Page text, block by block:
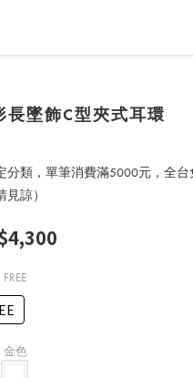
長墜飾C型夾式耳環
分類，單筆消費滿5000元，全
見諒）
: FREE
: 金色